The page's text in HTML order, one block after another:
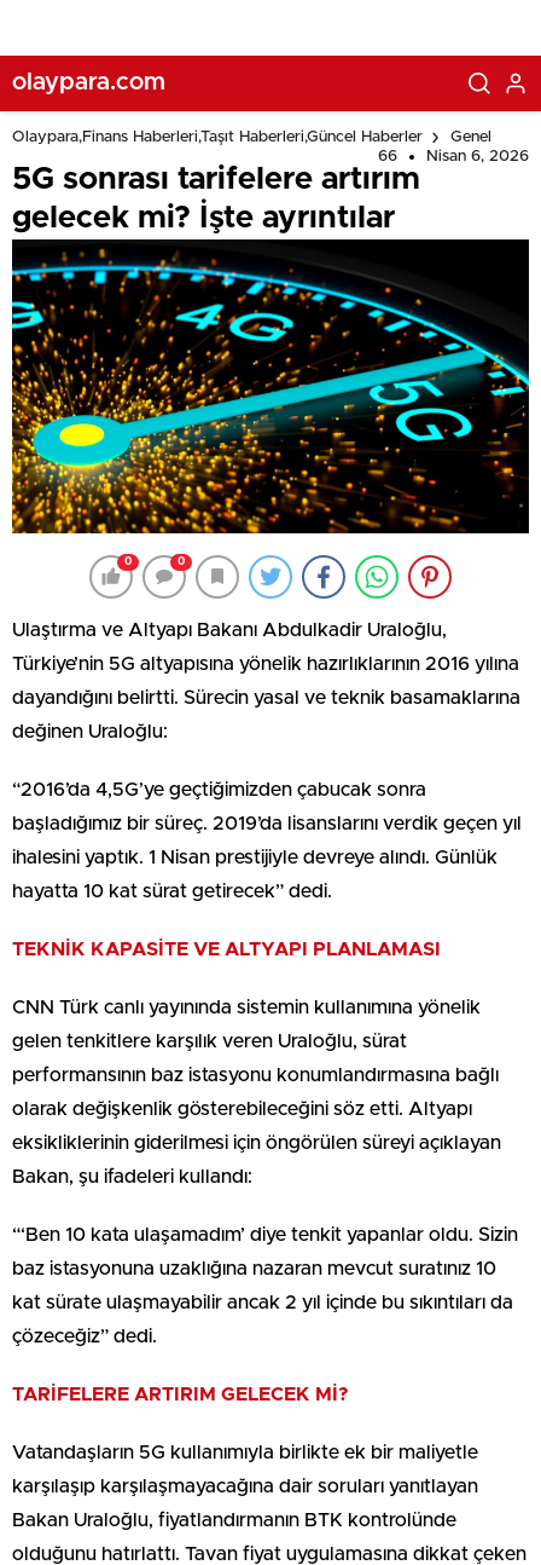
olaypara.com
Olaypara,Finans Haberleri,Taşıt Haberleri,Güncel Haberler
Genel
66
Nisan 6, 2026
5G sonrası tarifelere artırım
gelecek mi? İşte ayrıntılar
0 0
Ulaştırma ve Altyapı Bakanı Abdulkadir Uraloğlu,
Türkiye’nin 5G altyapısına yönelik hazırlıklarının 2016 yılına
dayandığını belirtti. Sürecin yasal ve teknik basamaklarına
değinen Uraloğlu:
“2016’da 4,5G’ye geçtiğimizden çabucak sonra
başladığımız bir süreç. 2019’da lisanslarını verdik geçen yıl
ihalesini yaptık. 1 Nisan prestijiyle devreye alındı. Günlük
hayatta 10 kat sürat getirecek” dedi.
TEKNİK KAPASİTE VE ALTYAPI PLANLAMASI
CNN Türk canlı yayınında sistemin kullanımına yönelik
gelen tenkitlere karşılık veren Uraloğlu, sürat
performansının baz istasyonu konumlandırmasına bağlı
olarak değişkenlik gösterebileceğini söz etti. Altyapı
eksikliklerinin giderilmesi için öngörülen süreyi açıklayan
Bakan, şu ifadeleri kullandı:
“‘Ben 10 kata ulaşamadım’ diye tenkit yapanlar oldu. Sizin
baz istasyonuna uzaklığına nazaran mevcut suratınız 10
kat sürate ulaşmayabilir ancak 2 yıl içinde bu sıkıntıları da
çözeceğiz” dedi.
TARİFELERE ARTIRIM GELECEK Mİ?
Vatandaşların 5G kullanımıyla birlikte ek bir maliyetle
karşılaşıp karşılaşmayacağına dair soruları yanıtlayan
Bakan Uraloğlu, fiyatlandırmanın BTK kontrolünde
olduğunu hatırlattı. Tavan fiyat uygulamasına dikkat çeken